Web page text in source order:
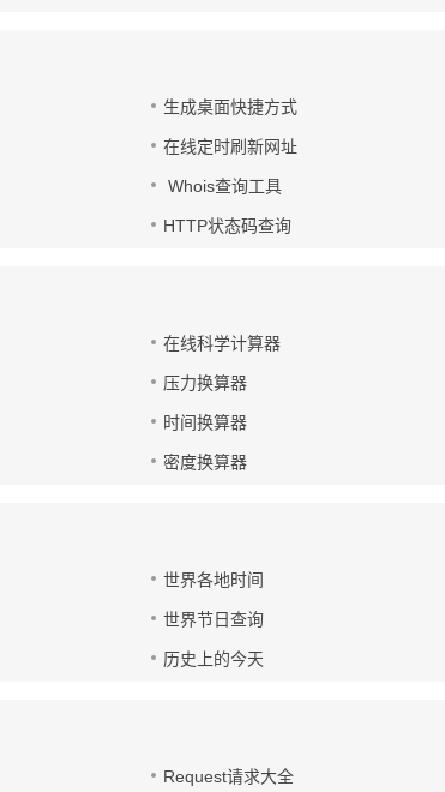
生成桌面快捷方式
在线定时刷新网址
Whois查询工具
HTTP状态码查询
在线科学计算器
压力换算器
时间换算器
密度换算器
世界各地时间
世界节日查询
历史上的今天
Request请求大全